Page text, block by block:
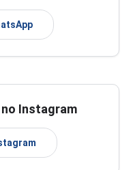
Instagram